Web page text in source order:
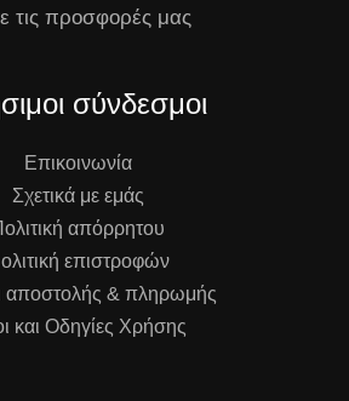
τις προσφορές μας
σύνδεσμοι
Επικοινωνία
Σχετικά με εμάς
απόρρητου
επιστροφών
αποστολής & πληρωμής
και Οδηγίες Χρήσης